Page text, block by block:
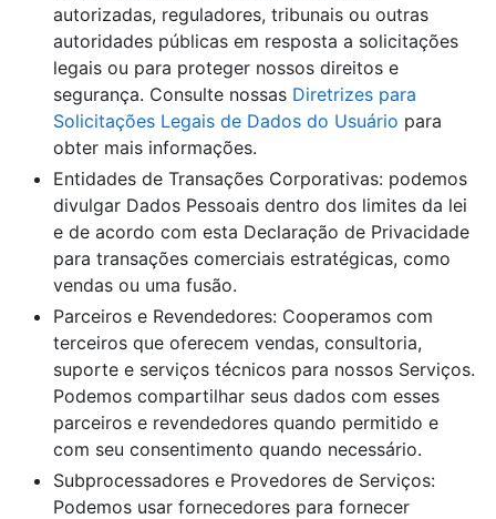
autorizadas, reguladores, tribunais ou outras
autoridades públicas em resposta a solicitações
legais ou para proteger nossos direitos e
segurança. Consulte nossas Diretrizes para
Solicitações Legais de Dados do Usuário para
obter mais informações.
Entidades de Transações Corporativas: podemos
divulgar Dados Pessoais dentro dos limites da lei
e de acordo com esta Declaração de Privacidade
para transações comerciais estratégicas, como
vendas ou uma fusão.
Parceiros e Revendedores: Cooperamos com
terceiros que oferecem vendas, consultoria,
suporte e serviços técnicos para nossos Serviços.
Podemos compartilhar seus dados com esses
parceiros e revendedores quando permitido e
com seu consentimento quando necessário.
Subprocessadores e Provedores de Serviços:
Podemos usar fornecedores para fornecer